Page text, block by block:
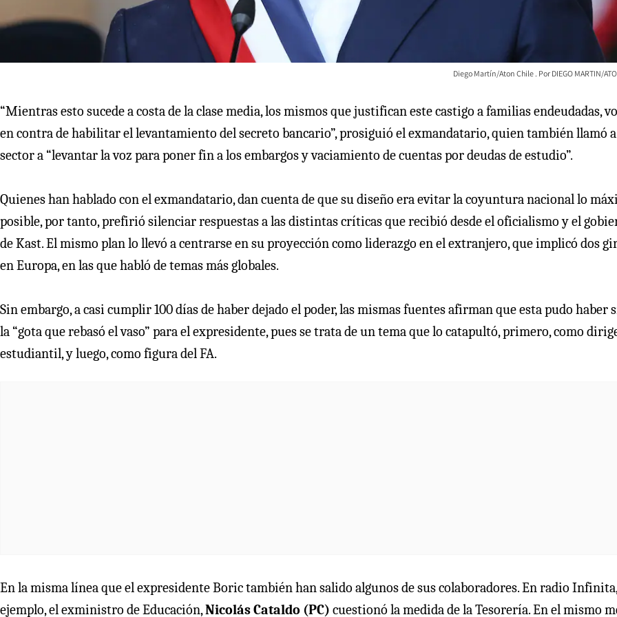
Diego Martín/Aton Chile DIEGO MARTIN/
“Mientras esto sucede a costa de la clase media, los mismos que justifican este castigo a familias endeudadas,
en contra de habilitar el levantamiento del secreto bancario”, prosiguió el exmandatario, quien también llamó
sector a “levantar la voz para poner fin a los embargos y vaciamiento de cuentas por deudas de estudio”.
Quienes han hablado con el exmandatario, dan cuenta de que su diseño era evitar la coyuntura nacional lo
posible, por tanto, prefirió silenciar respuestas a las distintas críticas que recibió desde el oficialismo y el
de Kast. El mismo plan lo llevó a centrarse en su proyección como liderazgo en el extranjero, que implicó dos
en Europa, en las que habló de temas más globales.
Sin embargo, a casi cumplir 100 días de haber dejado el poder, las mismas fuentes afirman que esta pudo haber
la “gota que rebasó el vaso” para el expresidente, pues se trata de un tema que lo catapultó, primero, como
estudiantil, y luego, como figura del FA.
En la misma línea que el expresidente Boric también han salido algunos de sus colaboradores. En radio
ejemplo, el exministro de Educación,Nicolás Cataldo (PC) cuestionó la medida de la Tesorería. En el mismo